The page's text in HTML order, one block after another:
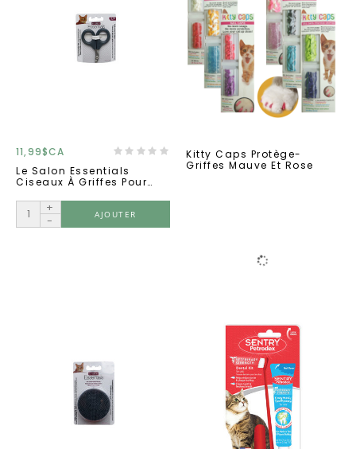
11,99$CA
Le Salon Essentials
Ciseaux À Griffes Pour
+
-
AJOUTER
Kitty Caps Protège-
Griffes Mauve Et Rose